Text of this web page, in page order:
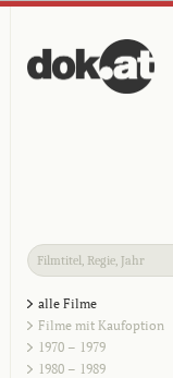
alle Filme
Filme mit Kaufoption
1970 – 1979
1980 – 1989